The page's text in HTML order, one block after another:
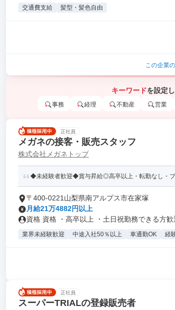
交通費支給 髪型・髪色自由
この企業
キーワードを設定
事務 経理 不動産 営業
正社員
メガネの接客・販売スタッフ
株式会社メガネトップ
◆未経験者歓迎◆賞与昇給◎高卒以上・転勤なし・ブ
〒400-0221山梨県南アルプス市在家塚
月給21万4882円以上
資格 資格 ・高卒以上 ・土日祝勤務できる方歓
業界未経験歓迎 中途入社50％以上 車通勤OK 経
正社員
スーパーTRIALの登録販売者